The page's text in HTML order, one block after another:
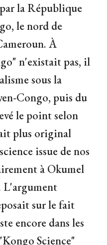
la République
le nord de
À
n'existait pas, il
sous la
Congo, puis du
le point selon
plus original
issue de nos
à Okumel
L'argument
sur le fait
encore dans les
Science"